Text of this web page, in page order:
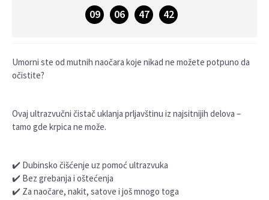
09 06 47 42
Umorni ste od mutnih naočara koje nikad ne možete potpuno da
očistite?
Ovaj ultrazvučni čistač uklanja prljavštinu iz najsitnijih delova –
tamo gde krpica ne može.
✔️ Dubinsko čišćenje uz pomoć ultrazvuka
✔️ Bez grebanja i oštećenja
✔️ Za naočare, nakit, satove i još mnogo toga